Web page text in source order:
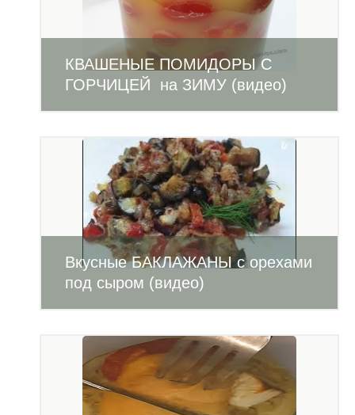
КВАШЕНЫЕ ПОМИДОРЫ С
ГОРЧИЦЕЙ на ЗИМУ (видео)
Вкусные БАКЛАЖАНЫ с орехами
под сыром (видео)